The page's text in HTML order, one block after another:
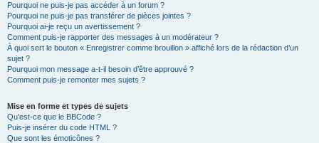
Pourquoi ne puis-je pas accéder à un forum ?
Pourquoi ne puis-je pas transférer de pièces jointes ?
Pourquoi ai-je reçu un avertissement ?
Comment puis-je rapporter des messages à un modérateur ?
À quoi sert le bouton « Enregistrer comme brouillon » affiché lors de la rédaction d’un
sujet ?
Pourquoi mon message a-t-il besoin d’être approuvé ?
Comment puis-je remonter mes sujets ?
Mise en forme et types de sujets
Qu’est-ce que le BBCode ?
Puis-je insérer du code HTML ?
Que sont les émoticônes ?